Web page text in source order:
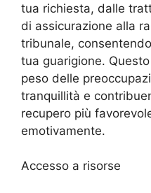
tua richiesta, dalle
di assicurazione alla
tribunale,
tua guarigione.
peso delle
tranquillità e
recupero più
emotivamente.
Accesso a risorse